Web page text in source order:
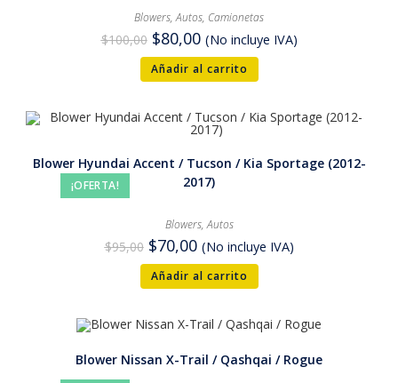
Blowers,Autos, Camionetas
$100,00 $80,00 (No incluye IVA)
Añadir al carrito
¡OFERTA!
Blower Hyundai Accent / Tucson / Kia Sportage (2012-
2017)
Blowers,Autos
$95,00 $70,00 (No incluye IVA)
Añadir al carrito
Blower Nissan X-Trail / Qashqai / Rogue